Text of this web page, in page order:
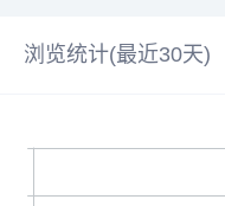
浏览统计(最近30天)